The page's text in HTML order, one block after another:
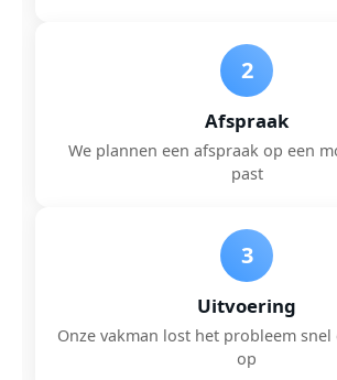
2
Afspraak
We plannen een afspraak op een
past
3
Uitvoering
Onze vakman lost het probleem
op